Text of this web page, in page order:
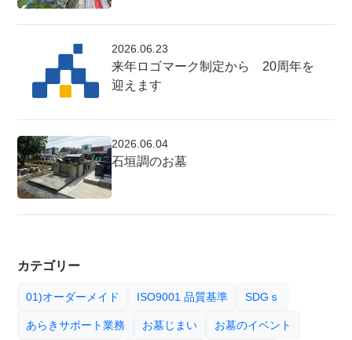
2026.06.23
来年ロゴマーク制定から 20周年を
迎えます
2026.06.04
石垣調のお墓
カテゴリー
01)オーダーメイド ISO9001 品質基準 SDGｓ
あらきサポート業務 お墓じまい お墓のイベント